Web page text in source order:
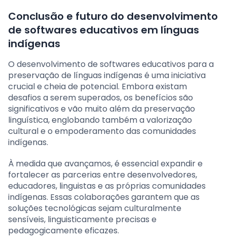
Conclusão e futuro do desenvolvimento
de softwares educativos em línguas
indígenas
O desenvolvimento de softwares educativos para a
preservação de línguas indígenas é uma iniciativa
crucial e cheia de potencial. Embora existam
desafios a serem superados, os benefícios são
significativos e vão muito além da preservação
linguística, englobando também a valorização
cultural e o empoderamento das comunidades
indígenas.
À medida que avançamos, é essencial expandir e
fortalecer as parcerias entre desenvolvedores,
educadores, linguistas e as próprias comunidades
indígenas. Essas colaborações garantem que as
soluções tecnológicas sejam culturalmente
sensíveis, linguisticamente precisas e
pedagogicamente eficazes.